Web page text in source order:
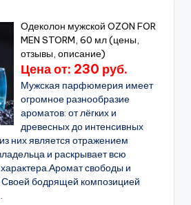
Одеколон мужской OZON FOR
MEN STORM, 60 мл (цены,
отзывы, описание)
Цена от: 230 руб.
Мужская парфюмерия имеет
огромное разнообразие
ароматов: от лёгких и
древесных до интенсивных
них является отражением
и раскрывает всю
свободы и
бодрящей композицией